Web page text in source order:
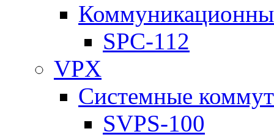
SPC-112
VPX
Системные
SVPS-100